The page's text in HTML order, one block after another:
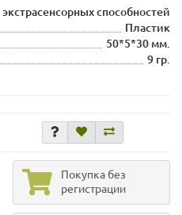
способностей
Пластик
50*5*30 мм.
9 гр.
Покупка без
регистрации